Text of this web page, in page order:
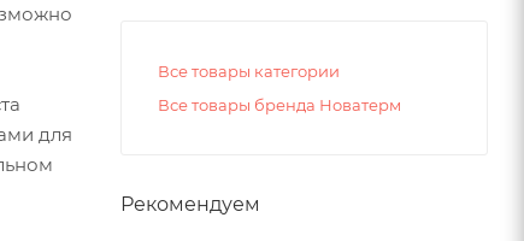
для
Все товары категории
Все товары бренда Новатерм
Рекомендуем